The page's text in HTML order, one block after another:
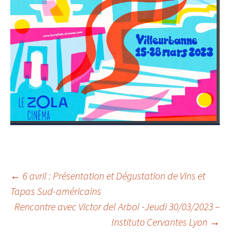
Navigation
← 6 avril : Présentation et Dégustation de Vins et
Tapas Sud-américains
Rencontre avec Victor del Arbol -Jeudi 30/03/2023 –
Instituto Cervantes Lyon →